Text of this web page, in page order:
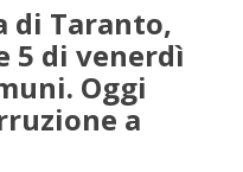
di Taranto,
5 di venerdì
Oggi
a